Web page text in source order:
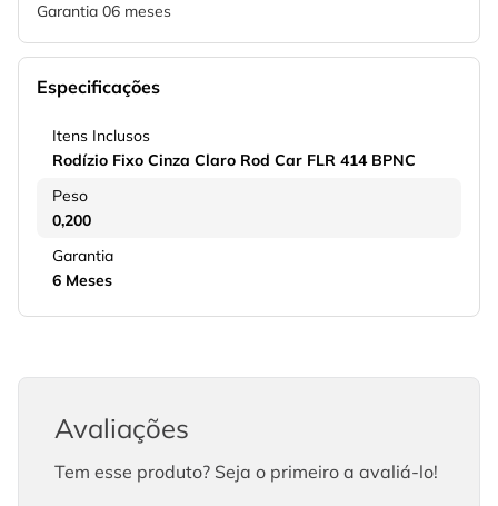
Garantia 06 meses
Especificações
Itens Inclusos
Rodízio Fixo Cinza Claro Rod Car FLR 414 BPNC
Peso
0,200
Garantia
6 Meses
Avaliações
Tem esse produto? Seja o primeiro a avaliá-lo!